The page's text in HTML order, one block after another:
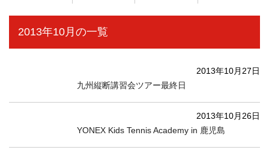
2013年10月の一覧
2013年10月27日
九州縦断講習会ツアー最終日
2013年10月26日
YONEX Kids Tennis Academy in 鹿児島